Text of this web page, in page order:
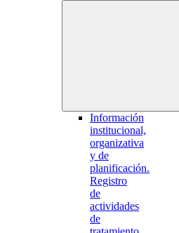
Información
institucional,
organizativa
y de
planificación.
Registro
de
actividades
de